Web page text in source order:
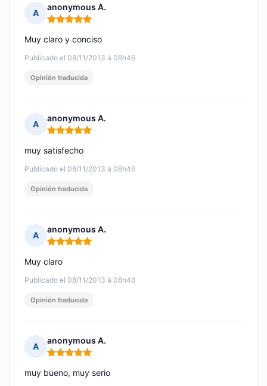
A
anonymous A.
Nota: 5 de 5
Publicado el 08/11/2013 à 08h46
Muy claro y conciso
Opinión traducida
A
anonymous A.
Nota: 5 de 5
Publicado el 08/11/2013 à 08h46
muy satisfecho
Opinión traducida
A
anonymous A.
Nota: 5 de 5
Publicado el 08/11/2013 à 08h46
Muy claro
Opinión traducida
A
anonymous A.
Nota: 5 de 5
muy bueno, muy serio